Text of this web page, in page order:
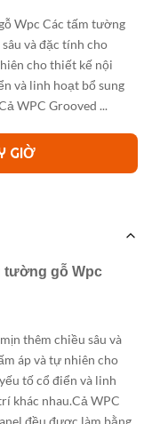
Wpc Các tấm tường
và đặc tính cho
cho thiết kế nội
và linh hoạt bổ sung
WPC Grooved ...
GIỜ
tường gỗ Wpc
thêm chiều sâu và
áp và tự nhiên cho
tố cổ điển và linh
khác nhau.Cả WPC
đều được làm bằng